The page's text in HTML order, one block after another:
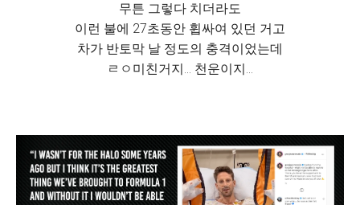
무튼 그렇다 치더라도
이런 불에 27초동안 휩싸여 있던 거고
차가 반토막 날 정도의 충격이었는데
ㄹㅇ미친거지... 천운이지...